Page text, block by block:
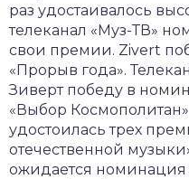
раз удостаивалось
телеканал «Муз-ТВ»
свои премии. Zivert
«Прорыв года».
Зиверт победу в
«Выбор
удостоилась трех
отечественной
ожидается